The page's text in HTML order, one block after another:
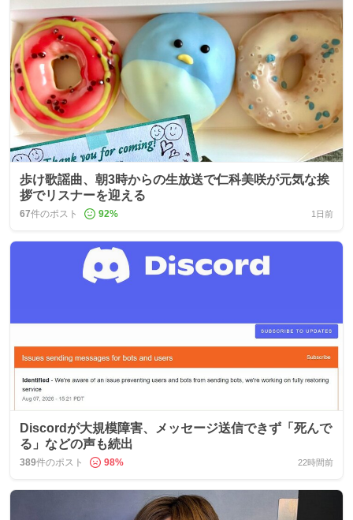
歩け歌謡曲、朝3時からの生放送で仁科美咲が元気な挨
拶でリスナーを迎える
67件のポスト 92% 1日前
Discordが大規模障害、メッセージ送信できず「死んで
る」などの声も続出
389件のポスト 98% 22時間前